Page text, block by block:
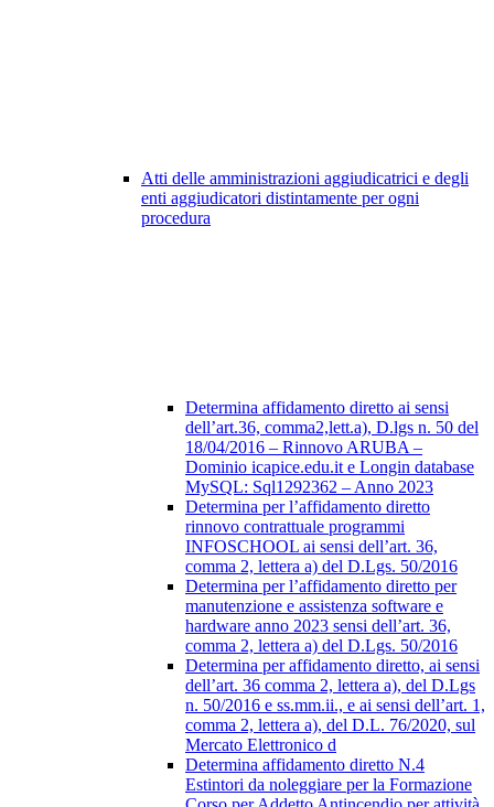
Atti delle amministrazioni aggiudicatrici e degli
enti aggiudicatori distintamente per ogni
procedura
Determina affidamento diretto ai sensi
dell’art.36, comma2,lett.a), D.lgs n. 50 del
18/04/2016 – Rinnovo ARUBA –
Dominio icapice.edu.it e Longin database
MySQL: Sql1292362 – Anno 2023
Determina per l’affidamento diretto
rinnovo contrattuale programmi
INFOSCHOOL ai sensi dell’art. 36,
comma 2, lettera a) del D.Lgs. 50/2016
Determina per l’affidamento diretto per
manutenzione e assistenza software e
hardware anno 2023 sensi dell’art. 36,
comma 2, lettera a) del D.Lgs. 50/2016
Determina per affidamento diretto, ai sensi
dell’art. 36 comma 2, lettera a), del D.Lgs
n. 50/2016 e ss.mm.ii., e ai sensi dell’art. 1,
comma 2, lettera a), del D.L. 76/2020, sul
Mercato Elettronico d
Determina affidamento diretto N.4
Estintori da noleggiare per la Formazione